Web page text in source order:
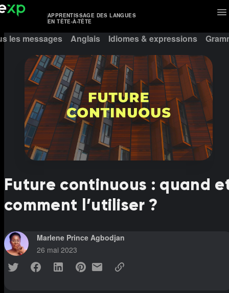
APPRENTISSAGE DES LANGUES
EN TÊTE-À-TÊTE
les messages Anglais Idiomes & expressions
Future continuous : quand
comment l’utiliser ?
Marlene Prince Agbodjan
26 mai 2023